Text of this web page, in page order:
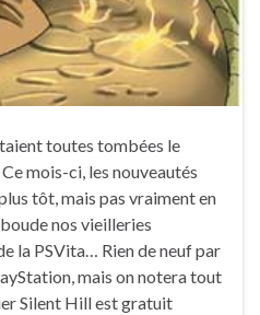
toutes tombées le
mois-ci, les nouveautés
tôt, mais pas vraiment en
nos vieilleries
la PSVita… Rien de neuf par
mais on notera tout
Silent Hill est gratuit